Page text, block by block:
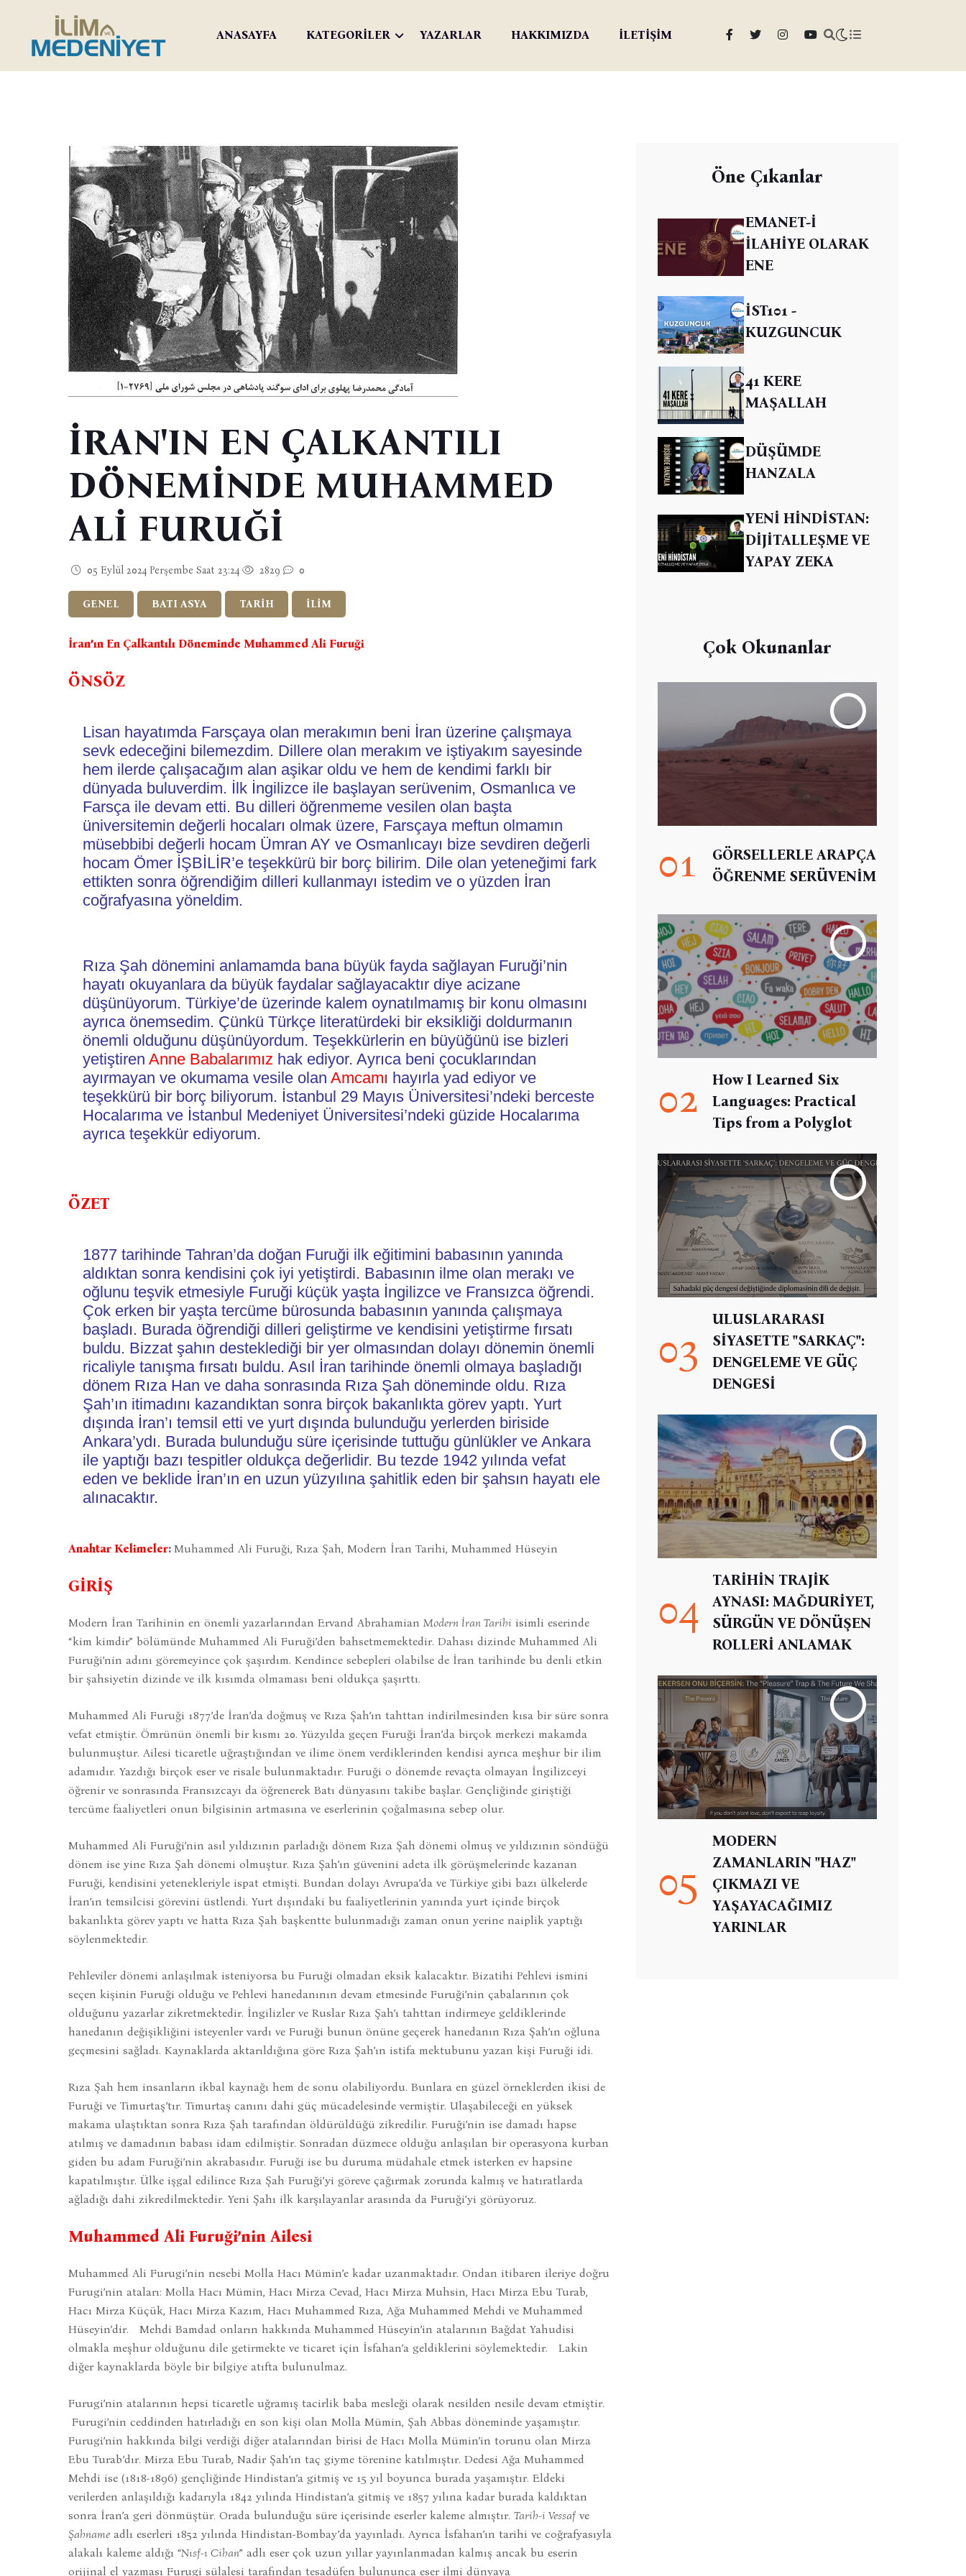
ANASAYFA KATEGORİLER YAZARLAR HAKKIMIZDA İLETİŞİM
İRAN'IN EN ÇALKANTILI
DÖNEMİNDE MUHAMMED
ALİ FURUĞİ
05 Eylül 2024 Perşembe Saat 23:24 2829 0
GENEL BATI ASYA TARİH İLİM
İran’ın En Çalkantılı Döneminde Muhammed Ali Furuği
ÖNSÖZ
Lisan hayatımda Farsçaya olan merakımın beni İran üzerine çalışmaya
sevk edeceğini bilemezdim. Dillere olan merakım ve iştiyakım sayesinde
hem ilerde çalışacağım alan aşikar oldu ve hem de kendimi farklı bir
dünyada buluverdim. İlk İngilizce ile başlayan serüvenim, Osmanlıca ve
Farsça ile devam etti. Bu dilleri öğrenmeme vesilen olan başta
üniversitemin değerli hocaları olmak üzere, Farsçaya meftun olmamın
müsebbibi değerli hocam Ümran AY ve Osmanlıcayı bize sevdiren değerli
hocam Ömer İŞBİLİR’e teşekkürü bir borç bilirim. Dile olan yeteneğimi fark
ettikten sonra öğrendiğim dilleri kullanmayı istedim ve o yüzden İran
coğrafyasına yöneldim.
Rıza Şah dönemini anlamamda bana büyük fayda sağlayan Furuği’nin
hayatı okuyanlara da büyük faydalar sağlayacaktır diye acizane
düşünüyorum. Türkiye’de üzerinde kalem oynatılmamış bir konu olmasını
ayrıca önemsedim. Çünkü Türkçe literatürdeki bir eksikliği doldurmanın
önemli olduğunu düşünüyordum. Teşekkürlerin en büyüğünü ise bizleri
yetiştiren Anne Babalarımız hak ediyor. Ayrıca beni çocuklarından
ayırmayan ve okumama vesile olan Amcamı hayırla yad ediyor ve
teşekkürü bir borç biliyorum. İstanbul 29 Mayıs Üniversitesi’ndeki berceste
Hocalarıma ve İstanbul Medeniyet Üniversitesi’ndeki güzide Hocalarıma
ÖZET
1877 tarihinde Tahran’da doğan Furuği ilk eğitimini babasının yanında
aldıktan sonra kendisini çok iyi yetiştirdi. Babasının ilme olan merakı ve
oğlunu teşvik etmesiyle Furuği küçük yaşta İngilizce ve Fransızca öğrendi.
Çok erken bir yaşta tercüme bürosunda babasının yanında çalışmaya
başladı. Burada öğrendiği dilleri geliştirme ve kendisini yetiştirme fırsatı
buldu. Bizzat şahın desteklediği bir yer olmasından dolayı dönemin önemli
ricaliyle tanışma fırsatı buldu. Asıl İran tarihinde önemli olmaya başladığı
dönem Rıza Han ve daha sonrasında Rıza Şah döneminde oldu. Rıza
Şah’ın itimadını kazandıktan sonra birçok bakanlıkta görev yaptı. Yurt
dışında İran’ı temsil etti ve yurt dışında bulunduğu yerlerden biriside
Ankara’ydı. Burada bulunduğu süre içerisinde tuttuğu günlükler ve Ankara
ile yaptığı bazı tespitler oldukça değerlidir. Bu tezde 1942 yılında vefat
eden ve beklide İran’ın en uzun yüzyılına şahitlik eden bir şahsın hayatı ele
alınacaktır.
Anahtar Kelimeler: Muhammed Ali Furuği, Rıza Şah, Modern İran Tarihi, Muhammed Hüseyin
GİRİŞ
Modern İran Tarihinin en önemli yazarlarından Ervand Abrahamian Modern İran Tarihi isimli eserinde
“kim kimdir” bölümünde Muhammed Ali Furuği’den bahsetmemektedir. Dahası dizinde Muhammed Ali
Furuği’nin adını göremeyince çok şaşırdım. Kendince sebepleri olabilse de İran tarihinde bu denli etkin
bir şahsiyetin dizinde ve ilk kısımda olmaması beni oldukça şaşırttı.
Muhammed Ali Furuği 1877’de İran’da doğmuş ve Rıza Şah’ın tahttan indirilmesinden kısa bir süre sonra
vefat etmiştir. Ömrünün önemli bir kısmı 20. Yüzyılda geçen Furuği İran’da birçok merkezi makamda
bulunmuştur. Ailesi ticaretle uğraştığından ve ilime önem verdiklerinden kendisi ayrıca meşhur bir ilim
adamıdır. Yazdığı birçok eser ve risale bulunmaktadır. Furuği o dönemde revaçta olmayan İngilizceyi
öğrenir ve sonrasında Fransızcayı da öğrenerek Batı dünyasını takibe başlar. Gençliğinde giriştiği
tercüme faaliyetleri onun bilgisinin artmasına ve eserlerinin çoğalmasına sebep olur.
Muhammed Ali Furuği’nin asıl yıldızının parladığı dönem Rıza Şah dönemi olmuş ve yıldızının söndüğü
dönem ise yine Rıza Şah dönemi olmuştur. Rıza Şah’ın güvenini adeta ilk görüşmelerinde kazanan
Furuği, kendisini yetenekleriyle ispat etmişti. Bundan dolayı Avrupa’da ve Türkiye gibi bazı ülkelerde
İran’ın temsilcisi görevini üstlendi. Yurt dışındaki bu faaliyetlerinin yanında yurt içinde birçok
bakanlıkta görev yaptı ve hatta Rıza Şah başkentte bulunmadığı zaman onun yerine naiplik yaptığı
söylenmektedir.
Pehleviler dönemi anlaşılmak isteniyorsa bu Furuği olmadan eksik kalacaktır. Bizatihi Pehlevi ismini
seçen kişinin Furuği olduğu ve Pehlevi hanedanının devam etmesinde Furuği’nin çabalarının çok
olduğunu yazarlar zikretmektedir. İngilizler ve Ruslar Rıza Şah’ı tahttan indirmeye geldiklerinde
hanedanın değişikliğini isteyenler vardı ve Furuği bunun önüne geçerek hanedanın Rıza Şah’ın oğluna
geçmesini sağladı. Kaynaklarda aktarıldığına göre Rıza Şah’ın istifa mektubunu yazan kişi Furuği idi.
Rıza Şah hem insanların ikbal kaynağı hem de sonu olabiliyordu. Bunlara en güzel örneklerden ikisi de
Furuği ve Timurtaş’tır. Timurtaş canını dahi güç mücadelesinde vermiştir. Ulaşabileceği en yüksek
makama ulaştıktan sonra Rıza Şah tarafından öldürüldüğü zikredilir. Furuği’nin ise damadı hapse
atılmış ve damadının babası idam edilmiştir. Sonradan düzmece olduğu anlaşılan bir operasyona kurban
giden bu adam Furuği’nin akrabasıdır. Furuği ise bu duruma müdahale etmek isterken ev hapsine
kapatılmıştır. Ülke işgal edilince Rıza Şah Furuği’yi göreve çağırmak zorunda kalmış ve hatıratlarda
ağladığı dahi zikredilmektedir. Yeni Şahı ilk karşılayanlar arasında da Furuği’yi görüyoruz.
Muhammed Ali Furuği’nin Ailesi
Muhammed Ali Furugi’nin nesebi Molla Hacı Mümin’e kadar uzanmaktadır. Ondan itibaren ileriye doğru
Furugi’nin ataları: Molla Hacı Mümin, Hacı Mirza Cevad, Hacı Mirza Muhsin, Hacı Mirza Ebu Turab,
Hacı Mirza Küçük, Hacı Mirza Kazım, Hacı Muhammed Rıza, Ağa Muhammed Mehdi ve Muhammed
Hüseyin’dir. Mehdi Bamdad onların hakkında Muhammed Hüseyin’in atalarının Bağdat Yahudisi
olmakla meşhur olduğunu dile getirmekte ve ticaret için İsfahan’a geldiklerini söylemektedir. Lakin
diğer kaynaklarda böyle bir bilgiye atıfta bulunulmaz.
Furugi’nin atalarının hepsi ticaretle uğramış tacirlik baba mesleği olarak nesilden nesile devam etmiştir.
Furugi’nin ceddinden hatırladığı en son kişi olan Molla Mümin, Şah Abbas döneminde yaşamıştır.
Furugi’nin hakkında bilgi verdiği diğer atalarından birisi de Hacı Molla Mümin’in torunu olan Mirza
Ebu Turab’dır. Mirza Ebu Turab, Nadir Şah’ın taç giyme törenine katılmıştır. Dedesi Ağa Muhammed
Mehdi ise (1818-1896) gençliğinde Hindistan’a gitmiş ve 15 yıl boyunca burada yaşamıştır. Eldeki
verilerden anlaşıldığı kadarıyla 1842 yılında Hindistan’a gitmiş ve 1857 yılına kadar burada kaldıktan
sonra İran’a geri dönmüştür. Orada bulunduğu süre içerisinde eserler kaleme almıştır. Tarih-i Vessafve
Şahnameadlı eserleri 1852 yılında Hindistan-Bombay’da yayınladı. Ayrıca İsfahan’ın tarihi ve coğrafyasıyla
alakalı kaleme aldığı “Nısf-ı Cihan” adlı eser çok uzun yıllar yayınlanmadan kalmış ancak bu eserin
orijinal el yazması Furugi sülalesi tarafından tesadüfen bulununca eser ilmi dünyaya
Öne Çıkanlar
EMANET-İ
İLAHİYE OLARAK
ENE
İST101 -
KUZGUNCUK
41 KERE
MAŞALLAH
DÜŞÜMDE
HANZALA
YENİ HİNDİSTAN:
DİJİTALLEŞME VE
YAPAY ZEKA
Çok Okunanlar
01
GÖRSELLERLE ARAPÇA
ÖĞRENME SERÜVENİM
02
How I Learned Six
Languages: Practical
Tips from a Polyglot
03
ULUSLARARASI
SİYASETTE "SARKAÇ":
DENGELEME VE GÜÇ
DENGESİ
04
TARİHİN TRAJİK
AYNASI: MAĞDURİYET,
SÜRGÜN VE DÖNÜŞEN
ROLLERİ ANLAMAK
05
MODERN
ZAMANLARIN "HAZ"
ÇIKMAZI VE
YAŞAYACAĞIMIZ
YARINLAR